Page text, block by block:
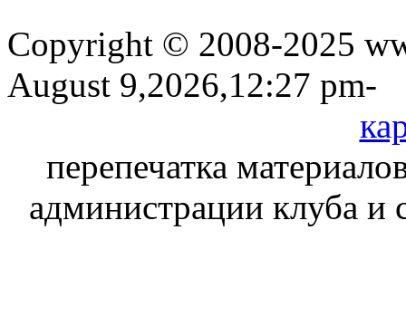
Copyright © 2008-2025
August 9,2026,12:27 pm-
перепечатка
администрации клуба и